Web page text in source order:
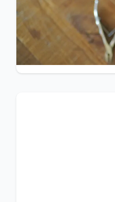
這堂課帶你學會辨
更安心。
B612森林